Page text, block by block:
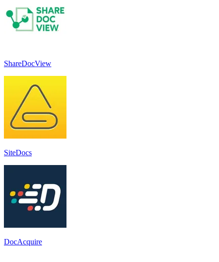
ShareDocView
SiteDocs
DocAcquire